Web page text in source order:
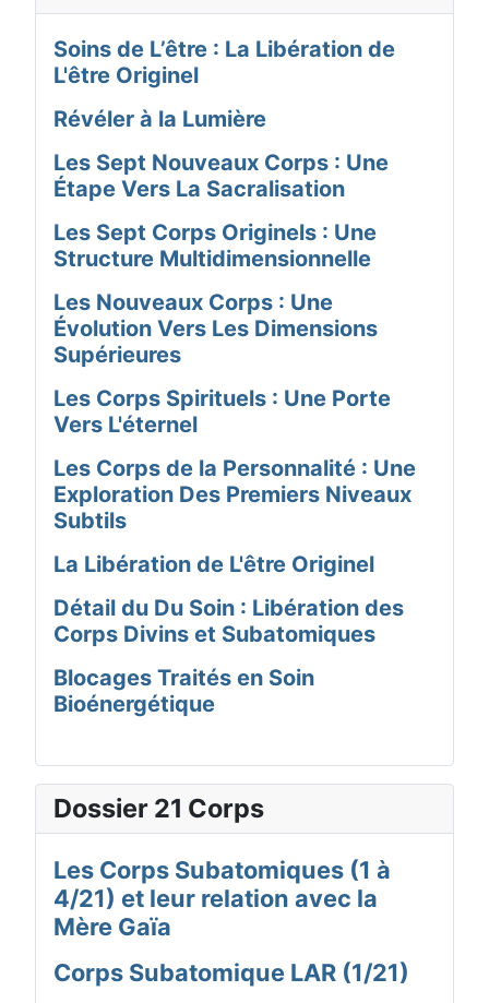
Soins de L’être : La Libération de
L'être Originel
Révéler à la Lumière
Les Sept Nouveaux Corps : Une
Étape Vers La Sacralisation
Les Sept Corps Originels : Une
Structure Multidimensionnelle
Les Nouveaux Corps : Une
Évolution Vers Les Dimensions
Supérieures
Les Corps Spirituels : Une Porte
Vers L'éternel
Les Corps de la Personnalité : Une
Exploration Des Premiers Niveaux
Subtils
La Libération de L'être Originel
Détail du Du Soin : Libération des
Corps Divins et Subatomiques
Blocages Traités en Soin
Bioénergétique
Dossier 21 Corps
Les Corps Subatomiques (1 à
4/21) et leur relation avec la
Mère Gaïa
Corps Subatomique LAR (1/21)